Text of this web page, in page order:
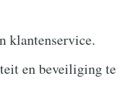
klantenservice.
en beveiliging te